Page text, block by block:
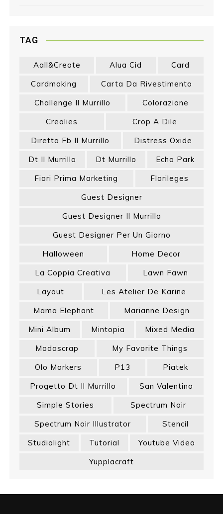
TAG
Aall&create Alua Cid
Card
Cardmaking
Carta Da Rivestimento
Challenge Il Murrillo
Colorazione
Crealies
Crop A Dile
Diretta Fb Il Murrillo
Distress Oxide
Dt Il Murrillo
Dt Murrillo
Echo Park
Fiori Prima Marketing
Florileges
Guest Designer
Guest Designer Il Murrillo
Guest Designer Per Un Giorno
Halloween
Home Decor
La Coppia Creativa
Lawn Fawn
Layout
Les Atelier De Karine
Mama Elephant
Marianne Design
Mini Album
Mintopia
Mixed Media
Modascrap
My Favorite Things
Olo Markers
P13
Piatek
Progetto Dt Il Murrillo
San Valentino
Simple Stories
Spectrum Noir
Spectrum Noir Illustrator
Stencil
Studiolight
Tutorial
Youtube Video
Yupplacraft